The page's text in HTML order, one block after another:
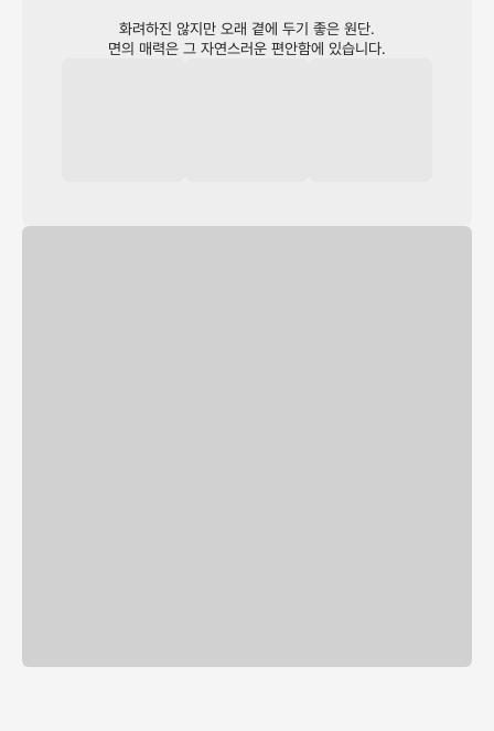
화려하진 않지만 오래 곁에 두기 좋은 원단.
면의 매력은 그 자연스러운 편안함에 있습니다.